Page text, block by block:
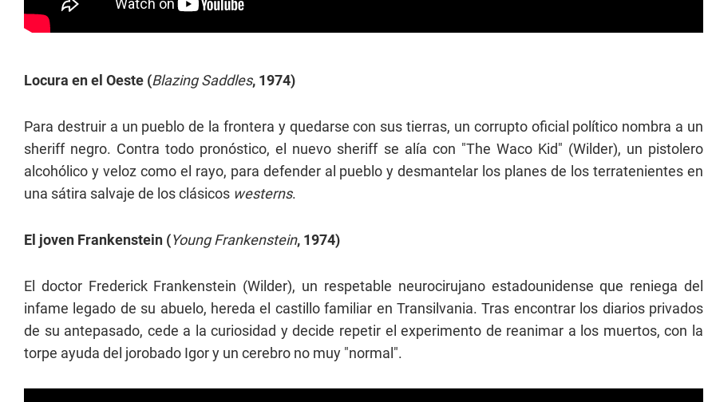
Locura en el Oeste (Blazing Saddles, 1974)
Para destruir a un pueblo de la frontera y quedarse con sus tierras, un corrupto oficial político nombra a un
sheriff negro. Contra todo pronóstico, el nuevo sheriff se alía con "The Waco Kid" (Wilder), un pistolero
alcohólico y veloz como el rayo, para defender al pueblo y desmantelar los planes de los terratenientes en
una sátira salvaje de los clásicos westerns.
El joven Frankenstein (Young Frankenstein, 1974)
El doctor Frederick Frankenstein (Wilder), un respetable neurocirujano estadounidense que reniega del
infame legado de su abuelo, hereda el castillo familiar en Transilvania. Tras encontrar los diarios privados
de su antepasado, cede a la curiosidad y decide repetir el experimento de reanimar a los muertos, con la
torpe ayuda del jorobado Igor y un cerebro no muy "normal".